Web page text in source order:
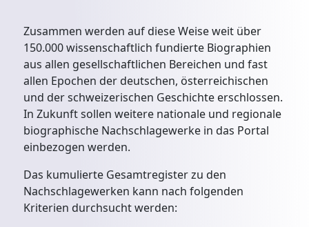
Zusammen werden auf diese Weise weit über
150.000 wissenschaftlich fundierte Biographien
aus allen gesellschaftlichen Bereichen und fast
allen Epochen der deutschen, österreichischen
und der schweizerischen Geschichte erschlossen.
In Zukunft sollen weitere nationale und regionale
biographische Nachschlagewerke in das Portal
einbezogen werden.
Das kumulierte Gesamtregister zu den
Nachschlagewerken kann nach folgenden
Kriterien durchsucht werden: